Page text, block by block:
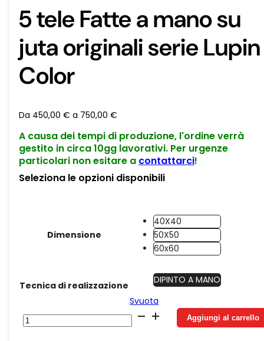
5 tele Fatte a mano su
juta originali serie Lupin
Color
Da 450,00 € a 750,00 €
A causa dei tempi di produzione, l'ordine verrà
gestito in circa 10gg lavorativi. Per urgenze
particolari non esitare a contattarci!
Seleziona le opzioni disponibili
Dimensione
40X40
50X50
60x60
Tecnica di realizzazione
DIPINTO A MANO
Svuota
5
tele
Aggiungi al carrello